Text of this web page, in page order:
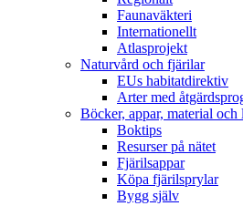
Faunaväkteri
Internationellt
Atlasprojekt
Naturvård och fjärilar
EUs habitatdirektiv
Arter med
Böcker, appar, material och
Boktips
Resurser på nätet
Fjärilsappar
Köpa fjärilsprylar
Bygg själv